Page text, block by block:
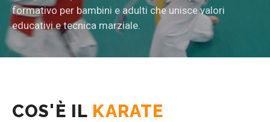
formativo per bambini e adulti che unisce valori
educativi e tecnica marziale.
COS'È IL KARATE